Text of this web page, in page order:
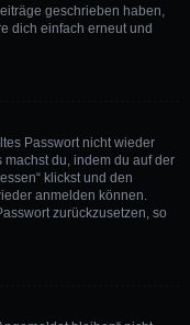
geschrieben haben,
dich einfach erneut und
Passwort nicht wieder
du, indem du auf der
klickst und den
anmelden können.
zurückzusetzen, so